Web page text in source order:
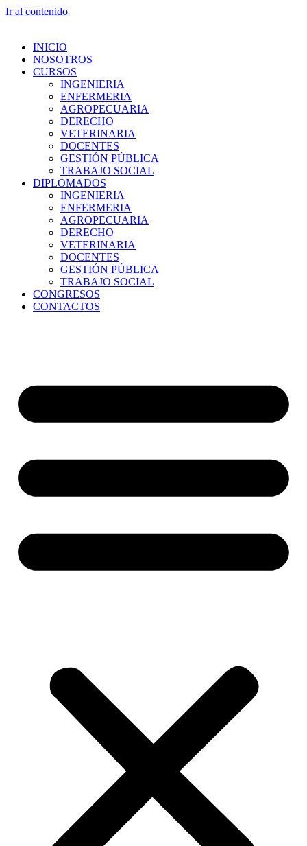
Ir al contenido
INICIO
NOSOTROS
CURSOS
INGENIERIA
ENFERMERIA
AGROPECUARIA
DERECHO
VETERINARIA
DOCENTES
GESTIÓN PÚBLICA
TRABAJO SOCIAL
DIPLOMADOS
INGENIERIA
ENFERMERIA
AGROPECUARIA
DERECHO
VETERINARIA
DOCENTES
GESTIÓN PÚBLICA
TRABAJO SOCIAL
CONGRESOS
CONTACTOS